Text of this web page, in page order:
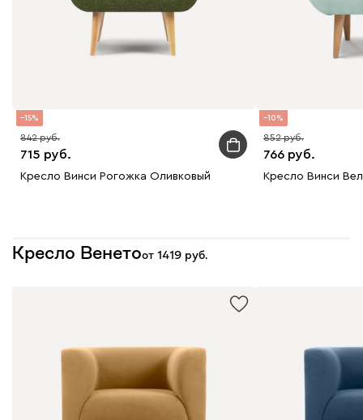
15
715
842
Кресло Винси Рогожка Оливковый
10
766
852
Кресло Винси
Кресло Венетоот 1419